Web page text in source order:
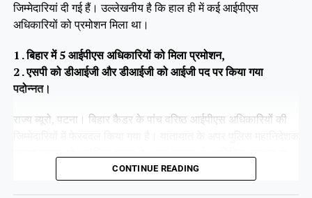
जिम्मेदारियां दी गई हैं। उल्लेखनीय है कि हाल ही में कई आईपीएस
अधिकारियों को प्रमोशन मिला था।
1 . बिहार में 5 आईपीएस अधिकारियों को मिला प्रमोशन,
2 . एसपी को डीआईजी और डीआईजी को आईजी पद पर किया गया
पदोन्नत।
राज्य ब्यूरो, पटना। बिहार कैडर के पांच वरिष्ठ आईपीएस अधिकारियों की
CONTINUE READING